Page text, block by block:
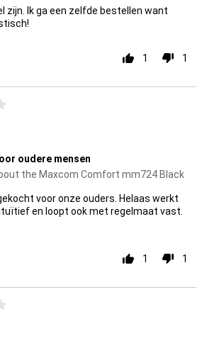
zijn. Ik ga een zelfde bestellen want
1 1
oudere mensen
the Maxcom Comfort mm724 Black
voor onze ouders. Helaas werkt
en loopt ook met regelmaat vast.
1 1